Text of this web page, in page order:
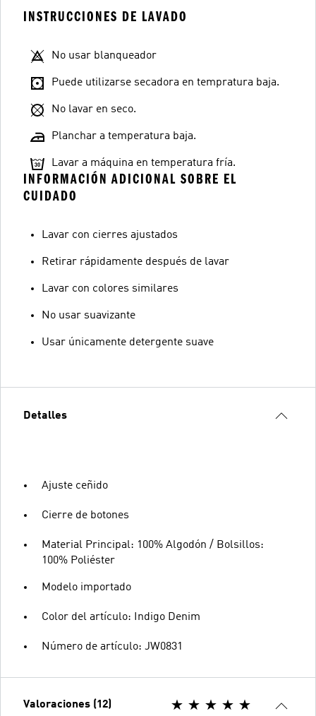
INSTRUCCIONES DE LAVADO
No usar blanqueador
Puede utilizarse secadora en tempratura baja.
No lavar en seco.
Planchar a temperatura baja.
Lavar a máquina en temperatura fría.
INFORMACIÓN ADICIONAL SOBRE EL
CUIDADO
Lavar con cierres ajustados
Retirar rápidamente después de lavar
Lavar con colores similares
No usar suavizante
Usar únicamente detergente suave
Detalles
Ajuste ceñido
Cierre de botones
Material Principal: 100% Algodón / Bolsillos:
100% Poliéster
Modelo importado
Color del artículo: Indigo Denim
Número de artículo: JW0831
Valoraciones (12)